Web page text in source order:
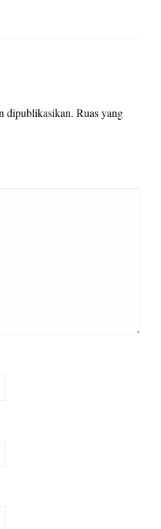
dipublikasikan. Ruas yang